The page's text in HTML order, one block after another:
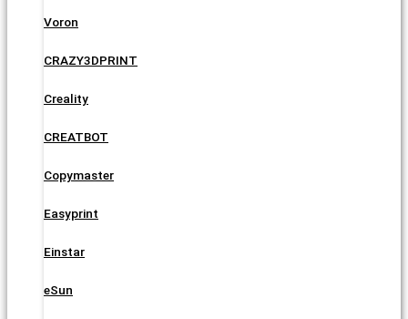
Voron
CRAZY3DPRINT
Creality
CREATBOT
Copymaster
Easyprint
Einstar
eSun